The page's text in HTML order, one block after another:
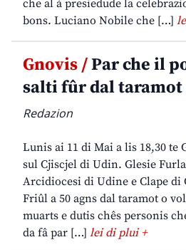
che al à presiedude la
bons. Luciano Nobile che […]
Gnovis /Par che il
salti fûr dal taramot
Redazion
Lunis ai 11 di Mai a lis 18,30 te
sul Cjiscjel di Udin. Glesie
Arcidiocesi di Udine e Clape di
Friûl a 50 agns dal taramot o
muarts e dutis chês personis
da fâ par […] lei di plui +